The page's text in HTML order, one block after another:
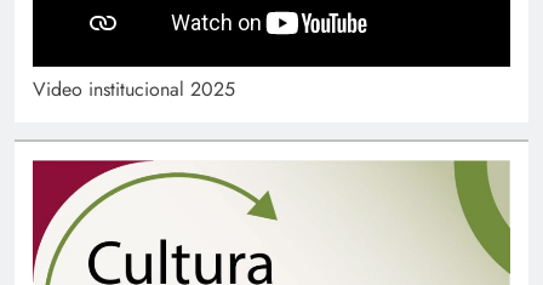
Video institucional 2025